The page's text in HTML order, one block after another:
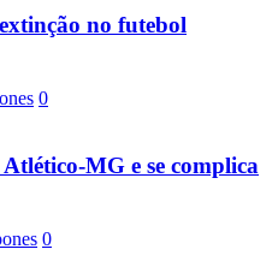
no futebol
0
MG e se complica
0